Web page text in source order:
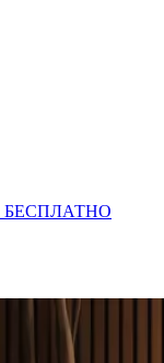
БЕСПЛАТНО